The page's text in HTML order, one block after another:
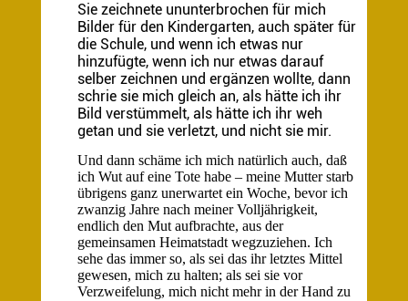
Sie zeichnete ununterbrochen für mich
Bilder für den Kindergarten, auch später für
die Schule, und wenn ich etwas nur
hinzufügte, wenn ich nur etwas darauf
selber zeichnen und ergänzen wollte, dann
schrie sie mich gleich an, als hätte ich ihr
Bild verstümmelt, als hätte ich ihr weh
getan und sie verletzt, und nicht sie mir.
Und dann schäme ich mich natürlich auch, daß
ich Wut auf eine Tote habe – meine Mutter starb
übrigens ganz unerwartet ein Woche, bevor ich
zwanzig Jahre nach meiner Volljährigkeit,
endlich den Mut aufbrachte, aus der
gemeinsamen Heimatstadt wegzuziehen. Ich
sehe das immer so, als sei das ihr letztes Mittel
gewesen, mich zu halten; als sei sie vor
Verzweifelung, mich nicht mehr in der Hand zu